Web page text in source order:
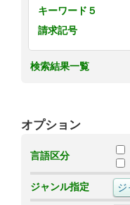
キーワード５
請求記号
検索結果一覧
オプション
言語区分
ジャンル指定